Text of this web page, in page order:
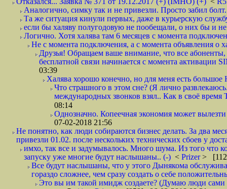
Аналогично, симку так и не привезли. Просто забил
Та же ситуация кинули первых, даже в курьерскую
если бы халяву полугодовую не пообещали, о них бы и
Логично. Хотя халява там 6 месяцев с момента
Не с момента подключения, а с момента объявления о
Друзья! Обращаем ваше внимание, что все
бесплатной связи начинается с момента
03:39
Халява хорошо конечно, но для меня есть
Что страшного в этом сне? (Я лично
международных звонков взял.. Как в своё
08:14
Однозначно. Копеечная экономия может
07-02-2018 21:56
Не понятно, как люди собираются бизнес делать. За два
привезли 01.02. после нескольких технических сбоев у
имхо, так все и задумывалось. Много шума. Из того что
запуску уже многие будут наслышаны.. (-) < Prizer>
Все будут наслышаны, что у этого Дынякома
гораздо сложнее, чем сразу создать о себе
Это вы им такой имидж создаете? (Думаю люди сами